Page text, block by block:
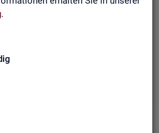
.
Glie­de­run­gen
den Statistiken der BA